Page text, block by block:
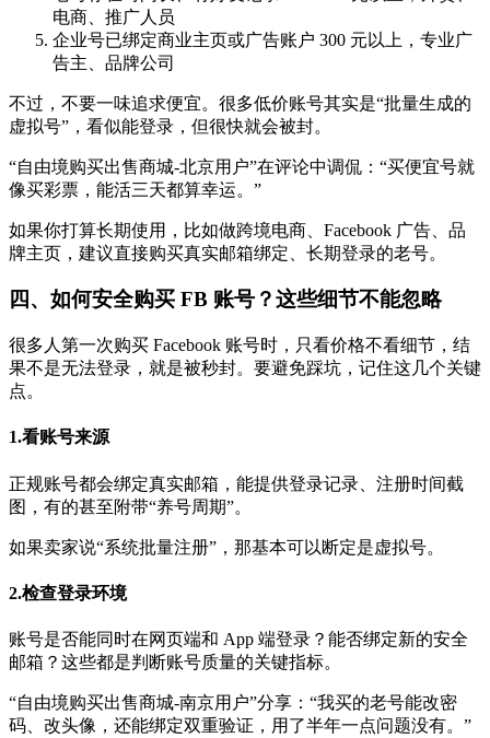
电商、推广人员
企业号已绑定商业主页或广告账户 300 元以上，专业广
告主、品牌公司
不过，不要一味追求便宜。很多低价账号其实是“批量生成的
虚拟号”，看似能登录，但很快就会被封。
“自由境购买出售商城-北京用户”在评论中调侃：“买便宜号就
像买彩票，能活三天都算幸运。”
如果你打算长期使用，比如做跨境电商、Facebook 广告、品
牌主页，建议直接购买真实邮箱绑定、长期登录的老号。
四、如何安全购买 FB 账号？这些细节不能忽略
很多人第一次购买 Facebook 账号时，只看价格不看细节，结
果不是无法登录，就是被秒封。要避免踩坑，记住这几个关键
点。
1.看账号来源
正规账号都会绑定真实邮箱，能提供登录记录、注册时间截
图，有的甚至附带“养号周期”。
如果卖家说“系统批量注册”，那基本可以断定是虚拟号。
2.检查登录环境
账号是否能同时在网页端和 App 端登录？能否绑定新的安全
邮箱？这些都是判断账号质量的关键指标。
“自由境购买出售商城-南京用户”分享：“我买的老号能改密
码、改头像，还能绑定双重验证，用了半年一点问题没有。”